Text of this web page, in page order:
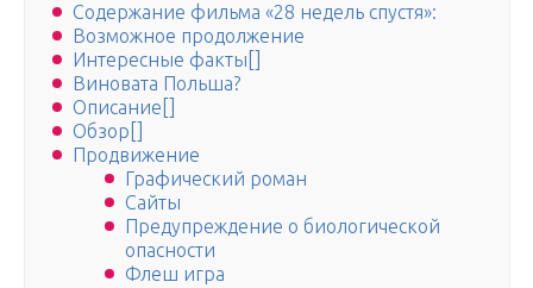
Содержание фильма «28 недель спустя»:
Возможное продолжение
Интересные факты[]
Виновата Польша?
Описание[]
Обзор[]
Продвижение
Графический роман
Сайты
Предупреждение о биологической
опасности
Флеш игра